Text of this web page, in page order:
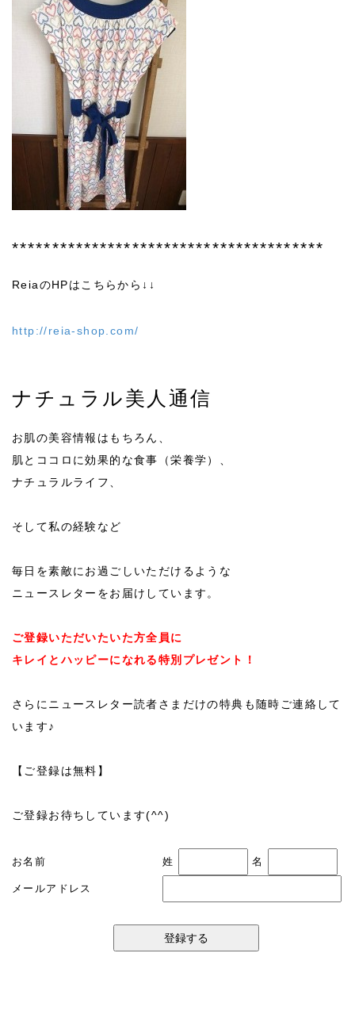
***************************************
ReiaのHPはこちらから↓↓
http://reia-shop.com/
ナチュラル美人通信
お肌の美容情報はもちろん、
肌とココロに効果的な食事（栄養学）、
ナチュラルライフ、
そして私の経験など
毎日を素敵にお過ごしいただけるような
ニュースレターをお届けしています。
ご登録いただいたいた方全員に
キレイとハッピーになれる特別プレゼント！
さらにニュースレター読者さまだけの特典も随時ご連絡して
います♪
【ご登録は無料】
ご登録お待ちしています(^^)
お名前 姓 名
メールアドレス